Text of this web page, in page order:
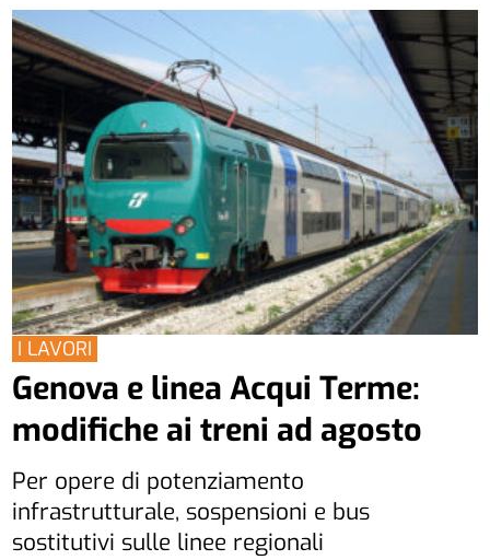
I LAVORI
Genova e linea Acqui Terme:
modifiche ai treni ad agosto
Per opere di potenziamento
infrastrutturale, sospensioni e bus
sostitutivi sulle linee regionali